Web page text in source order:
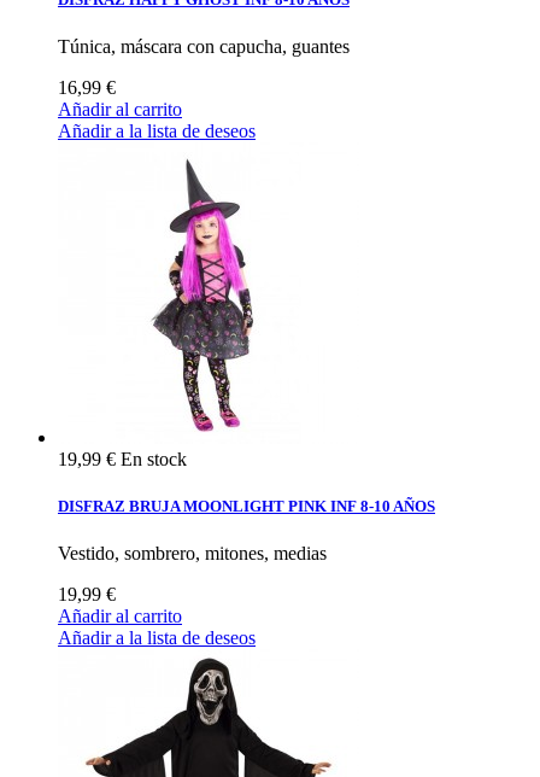
Túnica, máscara con capucha, guantes
16,99 €
Añadir al carrito
Añadir a la lista de deseos
19,99 € En stock
DISFRAZ BRUJA MOONLIGHT PINK INF 8-10 AÑOS
Vestido, sombrero, mitones, medias
19,99 €
Añadir al carrito
Añadir a la lista de deseos